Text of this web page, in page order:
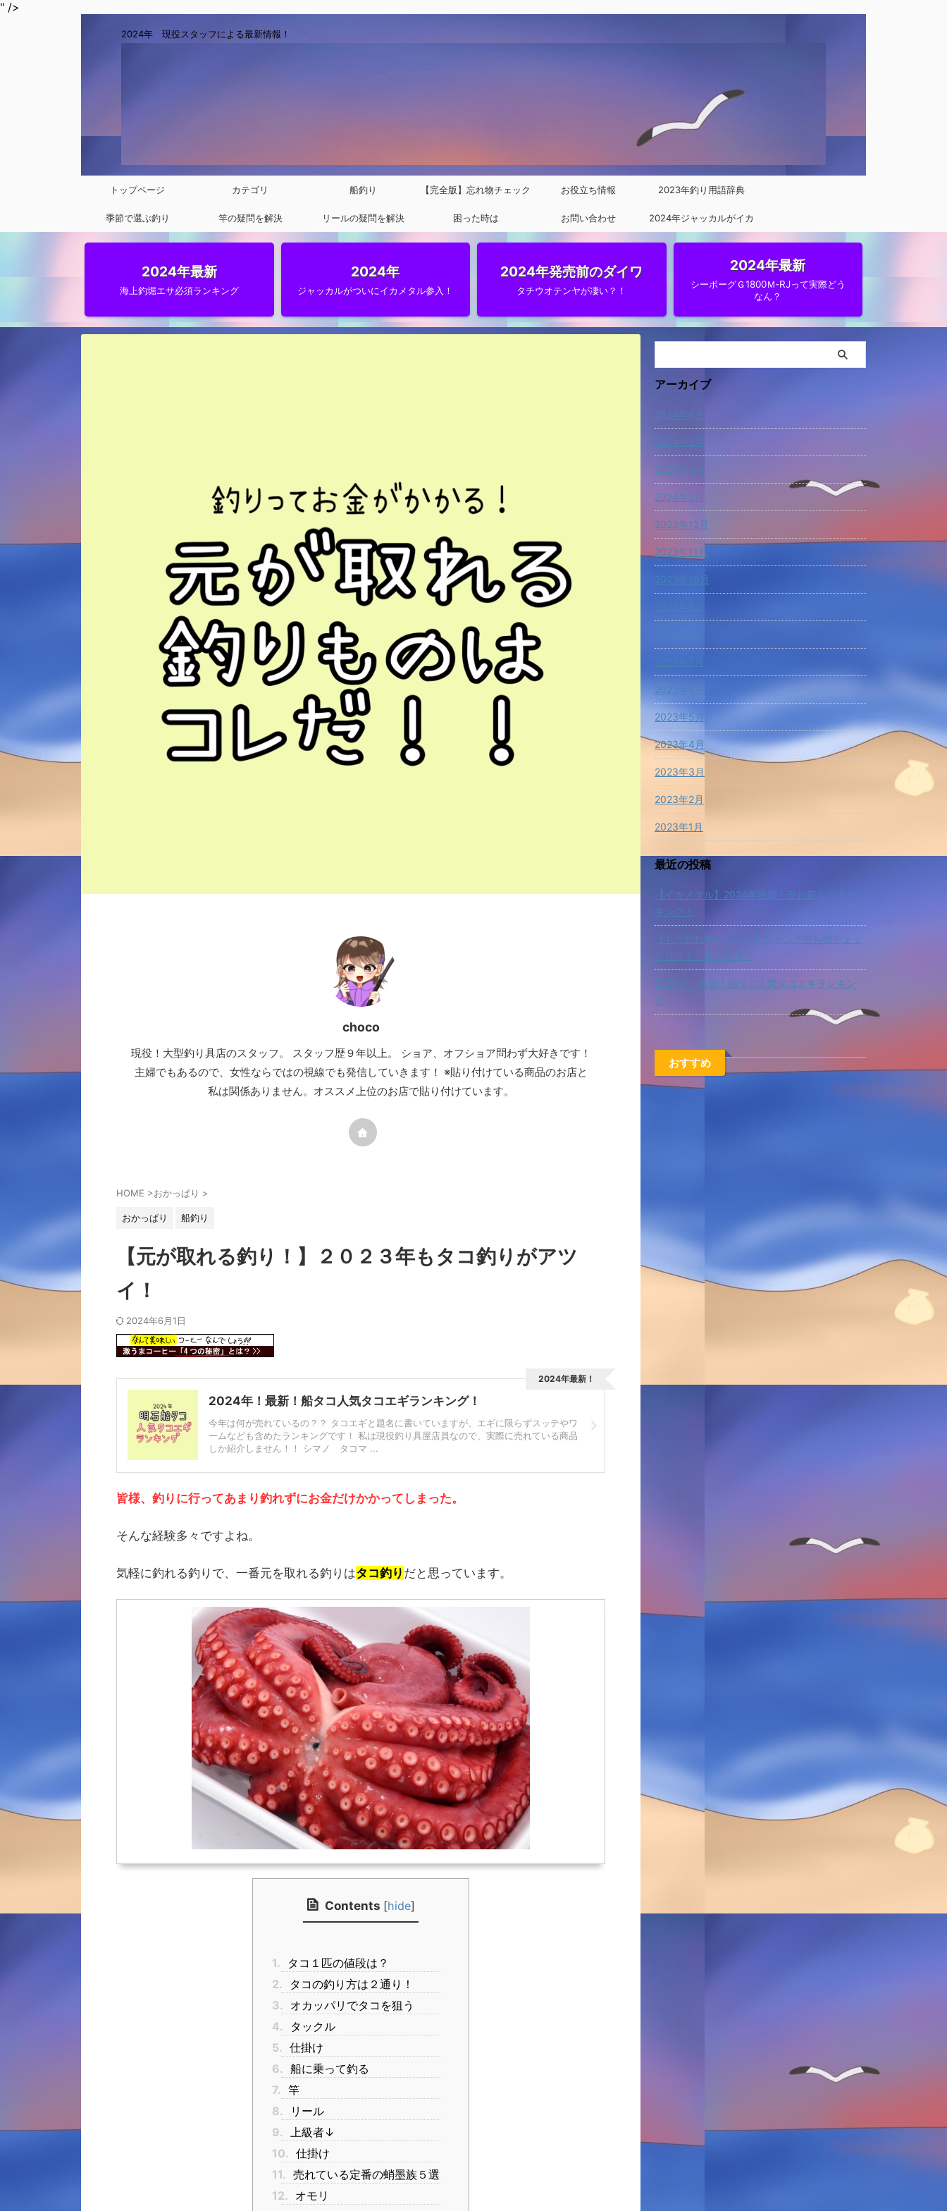
" />
2024年 現役スタッフによる最新情報！
トップページ カテゴリ 船釣り 【完全版】忘れ物チェック
リスト
お役立ち情報 2023年釣り用語辞典
季節で選ぶ釣り 竿の疑問を解決 リールの疑問を解決 困った時は お問い合わせ 2024年ジャッカルがイカ
メタルに参入
2024年最新
海上釣堀エサ必須ランキング
2024年
ジャッカルがついにイカメタル参入！
2024年発売前のダイワ
タチウオテンヤが凄い？！
2024年最新
シーボーグＧ1800Ｍ‐RJって実際どう
なん？
choco
現役！大型釣り具店のスタッフ。 スタッフ歴９年以上。 ショア、オフショア問わず大好きです！
主婦でもあるので、女性ならではの視線でも発信していきます！ ※貼り付けている商品のお店と
私は関係ありません。オススメ上位のお店で貼り付けています。
HOME >おかっぱり >
おかっぱり 船釣り
【元が取れる釣り！】２０２３年もタコ釣りがアツ
イ！
2024年6月1日
2024年！最新！船タコ人気タコエギランキング！
今年は何が売れているの？？ タコエギと題名に書いていますが、エギに限らずスッテやワ
ームなども含めたランキングです！ 私は現役釣り具屋店員なので、実際に売れている商品
しか紹介しません！！ シマノ タコマ ...
2024年最新！
皆様、釣りに行ってあまり釣れずにお金だけかかってしまった。
そんな経験多々ですよね。
気軽に釣れる釣りで、一番元を取れる釣りはタコ釣り だと思っています。
Contents [hide]
1.
タコ１匹の値段は？
2.
タコの釣り方は２通り！
3. オカッパリでタコを狙う
4.
タックル
5. 仕掛け
6. 船に乗って釣る
7. 竿
8.
リール
9. 上級者↓
10. 仕掛け
11. 売れている定番の蛸墨族５選
12. オモリ
アーカイブ
2024年6月
2024年5月
2024年4月
2024年2月
2023年12月
2023年11月
2023年10月
2023年6月
2023年5月
2023年4月
2023年3月
2023年2月
2023年1月
最近の投稿
【イカメタル】2024年最新！売れ筋ロッドラン
キング！
【もう忘れ物しない！】ジギング持ち物チェッ
クリスト～夏冬兼用～
2024年！最新！船タコ人気タコエギランキン
グ！
おすすめ